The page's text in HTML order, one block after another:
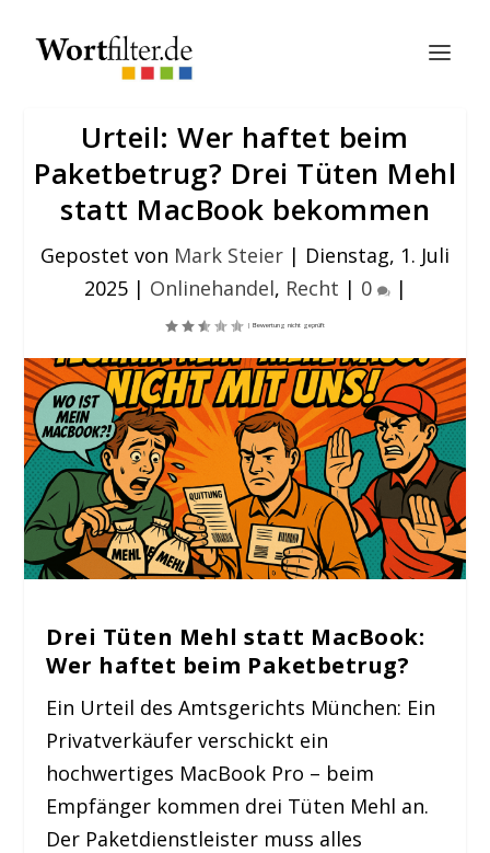
Urteil: Wer haftet beim
Paketbetrug? Drei Tüten Mehl
statt MacBook bekommen
Gepostet von Mark Steier | Dienstag, 1. Juli
2025| Onlinehandel, Recht | 0 |
Drei Tüten Mehl statt MacBook:
Wer haftet beim Paketbetrug?
Ein Urteil des Amtsgerichts München: Ein
Privatverkäufer verschickt ein
hochwertiges MacBook Pro – beim
Empfänger kommen drei Tüten Mehl an.
Der Paketdienstleister muss alles